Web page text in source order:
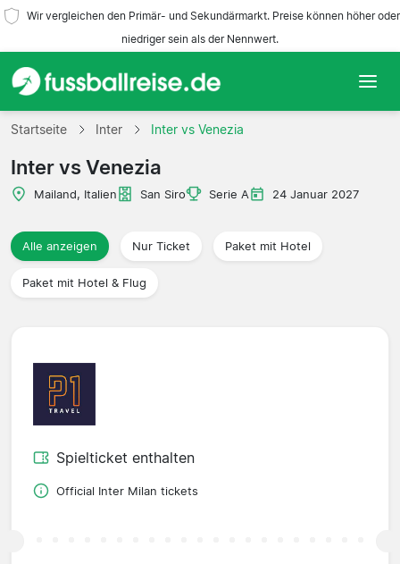
Wir vergleichen den Primär- und Sekundärmarkt. Preise können höher oder
niedriger sein als der Nennwert.
Startseite
Mannschaften
Reisebüros
Startseite Inter Inter vs Venezia
Inter vs Venezia
Mailand, Italien San Siro Serie A 24 Januar 2027
Alle anzeigen Nur Ticket Paket mit Hotel
Paket mit Hotel & Flug
Spielticket enthalten
Official Inter Milan tickets